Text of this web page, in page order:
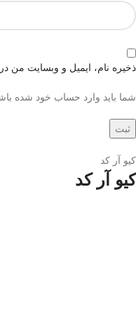
ذخیره نام، ایمیل و وبسایت من
شما باید وارد حساب خود شده
کیو آر کد
کیو آر کد